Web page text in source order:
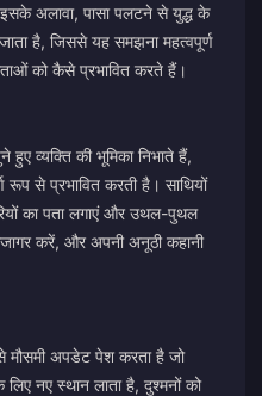
इसके अलावा, पासा पलटने से युद्ध के
है, जिससे यह समझना महत्वपूर्ण
को कैसे प्रभावित करते हैं।
हुए व्यक्ति की भूमिका निभाते हैं,
से प्रभावित करती है। साथियों
का पता लगाएं और उथल-पुथल
करें, और अपनी अनूठी कहानी
मौसमी अपडेट पेश करता है जो
लिए नए स्थान लाता है, दुश्मनों को